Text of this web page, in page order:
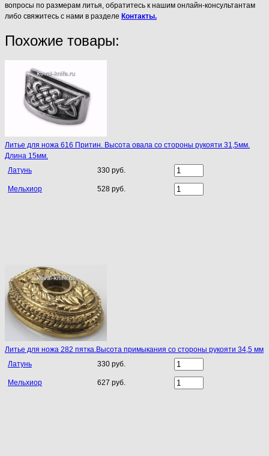
вопросы по размерам литья, обратитесь к нашим онлайн-консультантам
либо свяжитесь с нами в разделе Контакты.
Похожие товары:
Литье для ножа 616 Притин. Высота овала со стороны рукояти 31,5мм.
Длина 15мм.
Латунь
330 руб.
Мельхиор 528 руб.
Литье для ножа 282 пятка.Высота примыкания со стороны рукояти 34,5 мм
Латунь
330 руб.
Мельхиор 627 руб.